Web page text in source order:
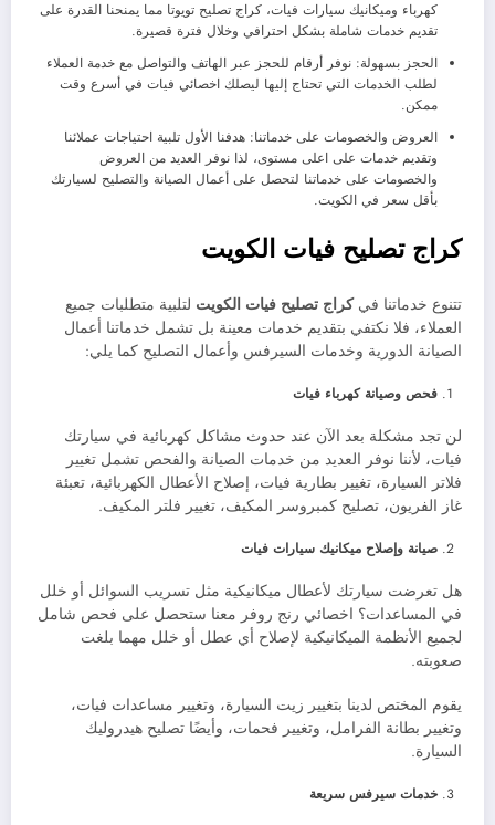
كهرباء وميكانيك سيارات فيات، كراج تصليح تويوتا مما يمنحنا القدرة على
تقديم خدمات شاملة بشكل احترافي وخلال فترة قصيرة.
الحجز بسهولة: نوفر أرقام للحجز عبر الهاتف والتواصل مع خدمة العملاء
لطلب الخدمات التي تحتاج إليها ليصلك اخصائي فيات في أسرع وقت
ممكن.
العروض والخصومات على خدماتنا: هدفنا الأول تلبية احتياجات عملائنا
وتقديم خدمات على اعلى مستوى، لذا نوفر العديد من العروض
والخصومات على خدماتنا لتحصل على أعمال الصيانة والتصليح لسيارتك
بأقل سعر في الكويت.
كراج تصليح فيات الكويت
تتنوع خدماتنا فيكراج تصليح فيات الكويت لتلبية متطلبات جميع
العملاء، فلا نكتفي بتقديم خدمات معينة بل تشمل خدماتنا أعمال
الصيانة الدورية وخدمات السيرفس وأعمال التصليح كما يلي:
فحص وصيانة كهرباء فيات
لن تجد مشكلة بعد الآن عند حدوث مشاكل كهربائية في سيارتك
فيات، لأننا نوفر العديد من خدمات الصيانة والفحص تشمل تغيير
فلاتر السيارة، تغيير بطارية فيات، إصلاح الأعطال الكهربائية، تعبئة
غاز الفريون، تصليح كمبروسر المكيف، تغيير فلتر المكيف.
صيانة وإصلاح ميكانيك سيارات فيات
هل تعرضت سيارتك لأعطال ميكانيكية مثل تسريب السوائل أو خلل
في المساعدات؟ اخصائي رنج روفر معنا ستحصل على فحص شامل
لجميع الأنظمة الميكانيكية لإصلاح أي عطل أو خلل مهما بلغت
صعوبته.
يقوم المختص لدينا بتغيير زيت السيارة، وتغيير مساعدات فيات،
وتغيير بطانة الفرامل، وتغيير فحمات، وأيضًا تصليح هيدروليك
السيارة.
خدمات سيرفس سريعة